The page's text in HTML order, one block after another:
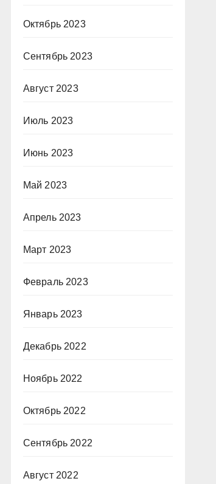
Октябрь 2023
Сентябрь 2023
Август 2023
Июль 2023
Июнь 2023
Май 2023
Апрель 2023
Март 2023
Февраль 2023
Январь 2023
Декабрь 2022
Ноябрь 2022
Октябрь 2022
Сентябрь 2022
Август 2022